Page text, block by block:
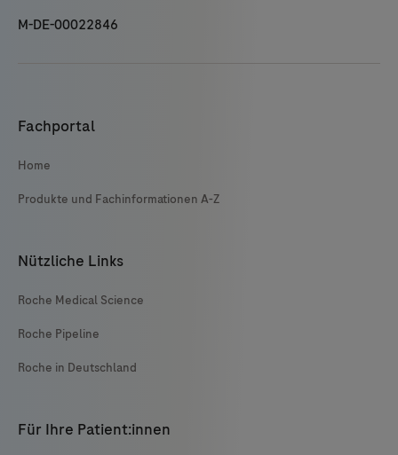
M-DE-00022846
Fachportal
Home
Produkte und Fachinformationen A-Z
Nützliche Links
Roche Medical Science
Roche Pipeline
Roche in Deutschland
Für Ihre Patient:innen